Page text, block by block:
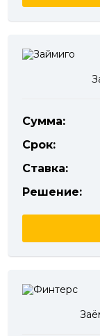
Сумма:
Срок:
Ставка:
Решение: